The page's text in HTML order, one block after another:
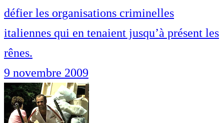
défier les organisations criminelles
italiennes qui en tenaient jusqu’à présent les
rênes.
9 novembre 2009